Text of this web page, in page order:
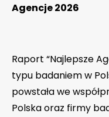
Agencje 2026
Raport “Najlepsze
typu badaniem w
powstała we
Polska oraz firmy